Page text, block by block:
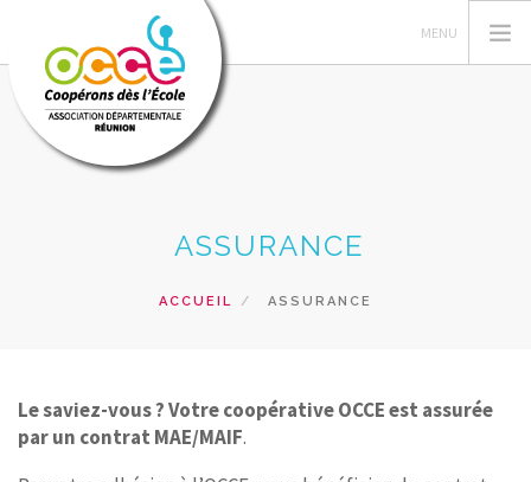
RECHERCHER
ASSURANCE
ACCUEIL ASSURANCE
Le saviez-vous ?Votre coopérative OCCE est assurée
par un contrat MAE/MAIF.